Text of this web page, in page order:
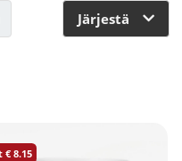
Järjestä
8.15